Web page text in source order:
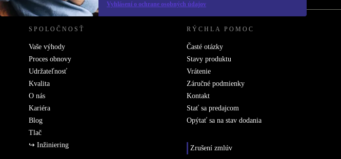
Vyhlásení o ochrane osobných údajov
SPOLOČNOSŤ
Vaše výhody
Proces obnovy
Udržateľnosť
Kvalita
O nás
Kariéra
Blog
Tlač
↪ Inžiniering
RÝCHLA POMOC
Časté otázky
Stavy produktu
Vrátenie
Záručné podmienky
Kontakt
Stať sa predajcom
Opýtať sa na stav dodania
Zrušení zmlúv